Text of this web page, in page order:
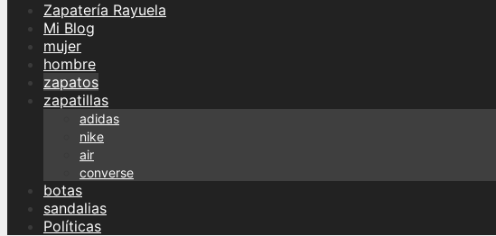
Zapatería Rayuela
Mi Blog
mujer
hombre
zapatos
zapatillas
adidas
nike
air
converse
botas
sandalias
Políticas